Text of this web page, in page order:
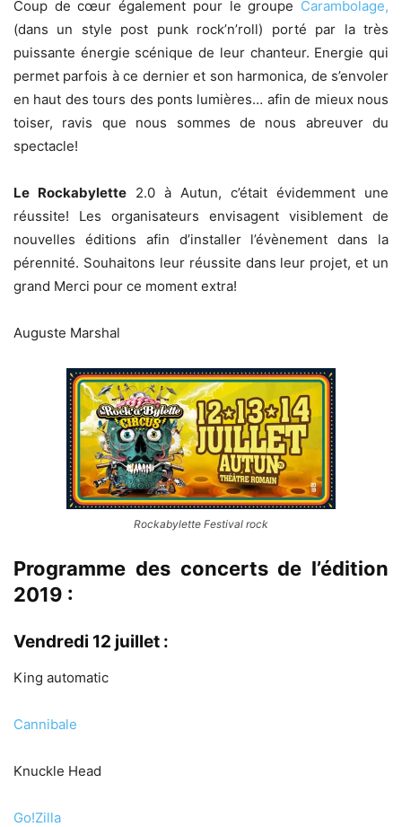
Coup de cœur également pour le groupe Carambolage,
(dans un style post punk rock’n’roll) porté par la très
puissante énergie scénique de leur chanteur. Energie qui
permet parfois à ce dernier et son harmonica, de s’envoler
en haut des tours des ponts lumières… afin de mieux nous
toiser, ravis que nous sommes de nous abreuver du
spectacle!
Le Rockabylette 2.0 à Autun, c’était évidemment une
réussite! Les organisateurs envisagent visiblement de
nouvelles éditions afin d’installer l’évènement dans la
pérennité. Souhaitons leur réussite dans leur projet, et un
grand Merci pour ce moment extra!
Auguste Marshal
Rockabylette Festival rock
Programme des concerts de l’édition
2019 :
Vendredi 12 juillet :
King automatic
Cannibale
Knuckle Head
Go!Zilla